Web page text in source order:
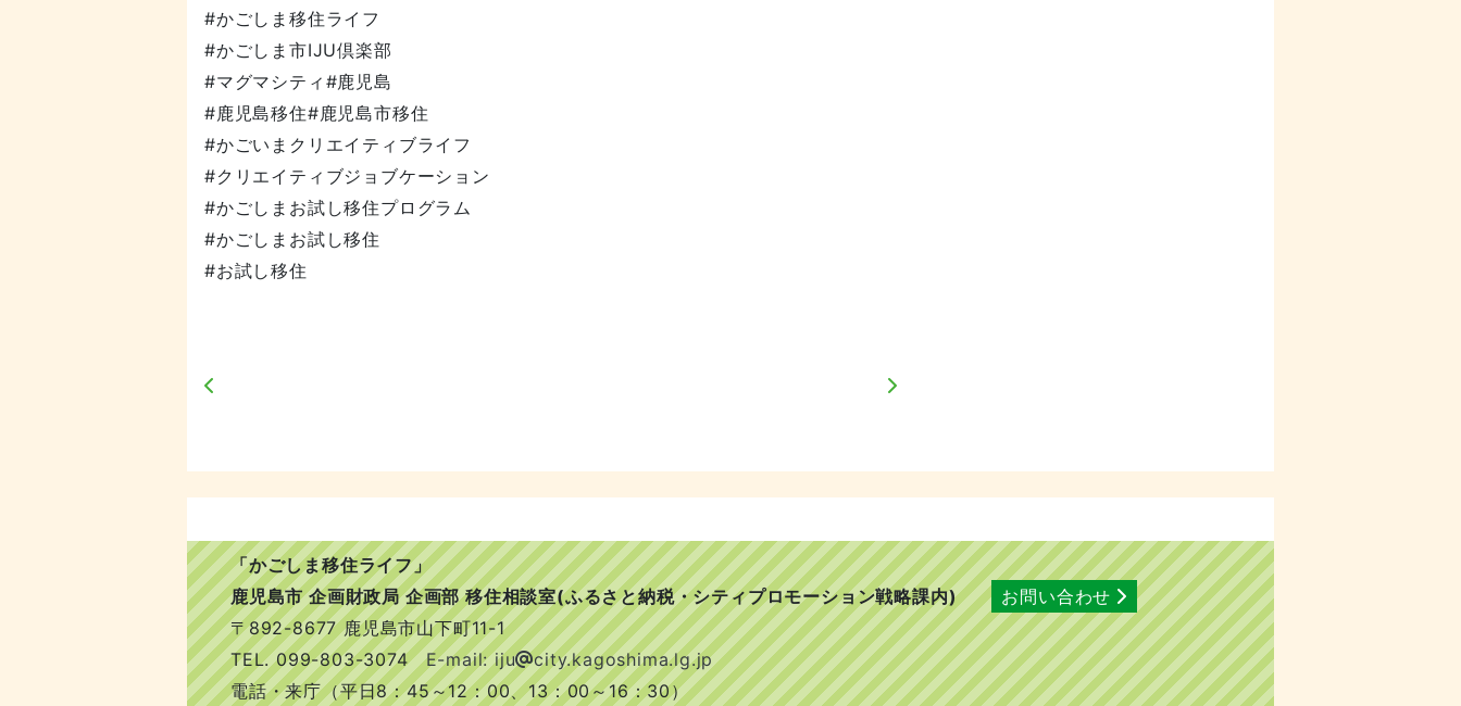
#かごしま移住ライフ
#かごしま市IJU倶楽部
#マグマシティ#鹿児島
#鹿児島移住#鹿児島市移住
#かごいまクリエイティブライフ
#クリエイティブジョブケーション
#かごしまお試し移住プログラム
#かごしまお試し移住
#お試し移住
「かごしま移住ライフ」
鹿児島市 企画財政局 企画部 移住相談室(ふるさと納税・シティプロモーション戦略課内)
〒892-8677 鹿児島市山下町11-1
TEL.099-803-3074 E-mail: iju
city.kagoshima.lg.jp
電話・来庁（平日8：45～12：00、13：00～16：30）
お問い合わせ